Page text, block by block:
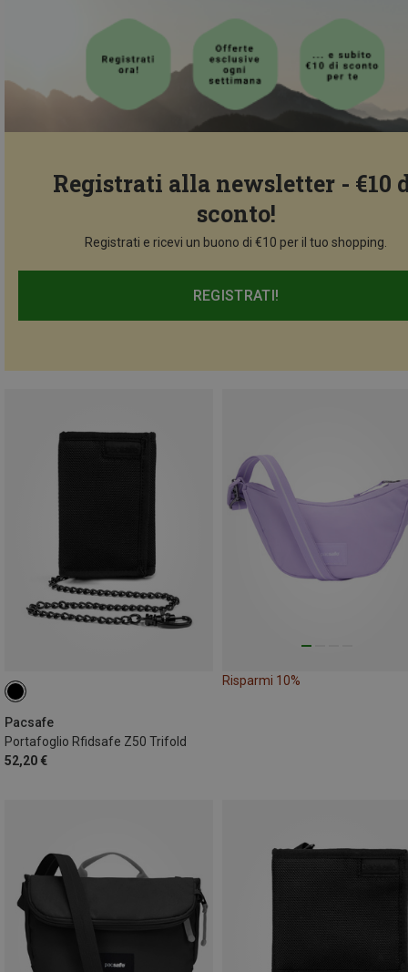
Registrati alla newsletter - €10
sconto!
Registrati e ricevi un buono di €10 per il tuo shopping.
REGISTRATI!
Pacsafe
Portafoglio Rfidsafe Z50 Trifold
52,20 €
Risparmi 10%